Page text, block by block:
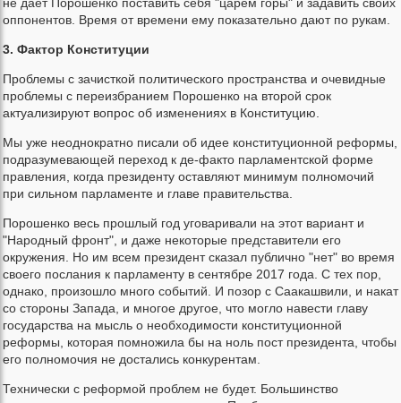
оппонентов. Время от времени ему показательно дают по рукам.
3. Фактор Конституции
Проблемы с зачисткой политического пространства и очевидные
проблемы с переизбранием Порошенко на второй срок
актуализируют вопрос об изменениях в Конституцию.
Мы уже неоднократно писали об идее конституционной реформы,
подразумевающей переход к де-факто парламентской форме
правления, когда президенту оставляют минимум полномочий
при сильном парламенте и главе правительства.
Порошенко весь прошлый год уговаривали на этот вариант и
"Народный фронт", и даже некоторые представители его
окружения. Но им всем президент сказал публично "нет" во время
своего послания к парламенту в сентябре 2017 года. С тех пор,
однако, произошло много событий. И позор с Саакашвили, и накат
со стороны Запада, и многое другое, что могло навести главу
государства на мысль о необходимости конституционной
реформы, которая помножила бы на ноль пост президента, чтобы
его полномочия не достались конкурентам.
Технически с реформой проблем не будет. Большинство